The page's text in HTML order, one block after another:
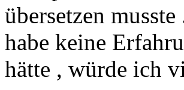
übersetzen
habe keine
hätte , würde ich